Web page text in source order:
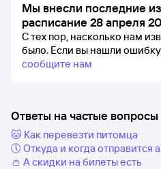
Мы внесли последние
расписание 28 апреля
С тех пор, насколько нам
было. Если вы нашли
сообщите нам
Ответы на частые вопросы
🐱 Как перевезти питомца
🕔 Откуда и когда отправится
👛 А скидки на билеты есть